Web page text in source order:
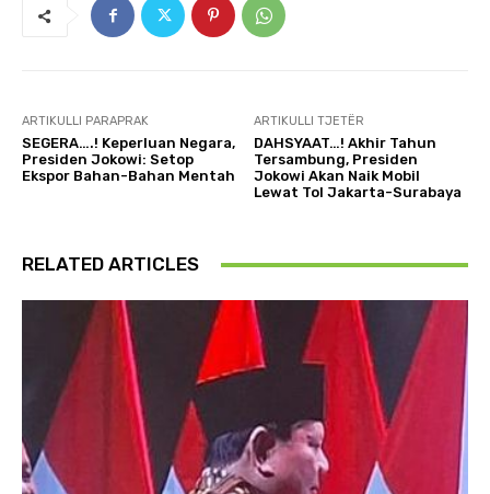
ARTIKULLI PARAPRAK
SEGERA….! Keperluan Negara,
Presiden Jokowi: Setop
Ekspor Bahan-Bahan Mentah
ARTIKULLI TJETËR
DAHSYAAT…! Akhir Tahun
Tersambung, Presiden
Jokowi Akan Naik Mobil
Lewat Tol Jakarta-Surabaya
RELATED ARTICLES